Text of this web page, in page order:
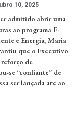
10, 2025
admitido abrir uma
ao programa E-
e Energia, Maria
que o Executivo
de
se “confiante” de
ser lançada até ao